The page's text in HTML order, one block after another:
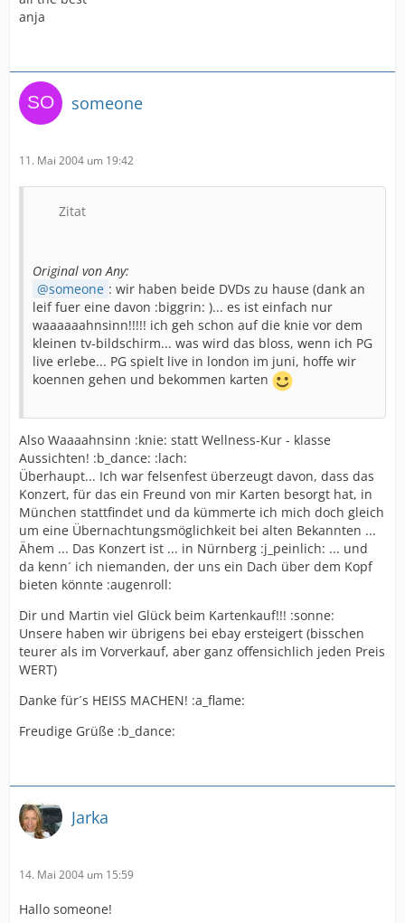
anja
someone
11. Mai 2004 um 19:42
Zitat
Original von Any:
someone : wir haben beide DVDs zu hause (dank an
leif fuer eine davon :biggrin: )... es ist einfach nur
waaaaaahnsinn!!!!! ich geh schon auf die knie vor dem
kleinen tv-bildschirm... was wird das bloss, wenn ich PG
live erlebe... PG spielt live in london im juni, hoffe wir
koennen gehen und bekommen karten
Also Waaaahnsinn :knie: statt Wellness-Kur - klasse
Aussichten! :b_dance: :lach:
Überhaupt... Ich war felsenfest überzeugt davon, dass das
Konzert, für das ein Freund von mir Karten besorgt hat, in
München stattfindet und da kümmerte ich mich doch gleich
um eine Übernachtungsmöglichkeit bei alten Bekannten ...
Ähem ... Das Konzert ist ... in Nürnberg :j_peinlich: ... und
da kenn´ ich niemanden, der uns ein Dach über dem Kopf
bieten könnte :augenroll:
Dir und Martin viel Glück beim Kartenkauf!!! :sonne:
Unsere haben wir übrigens bei ebay ersteigert (bisschen
teurer als im Vorverkauf, aber ganz offensichlich jeden Preis
WERT)
Danke für´s HEISS MACHEN! :a_flame:
Freudige Grüße :b_dance:
Jarka
14. Mai 2004 um 15:59
Hallo someone!